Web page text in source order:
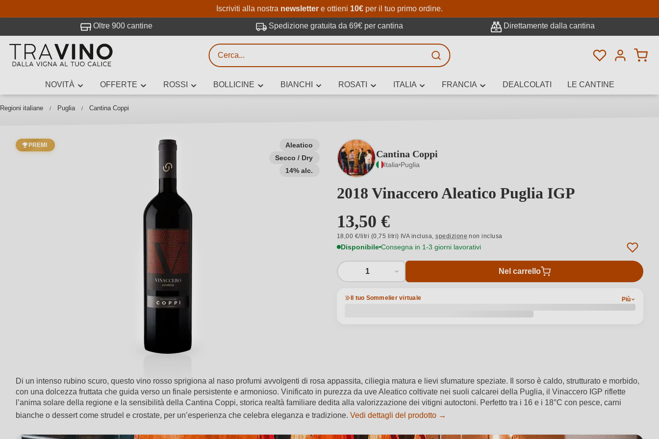
Passa al contenuto principale
Salta alla ricerca
Passa alla navigazione principale
Iscriviti alla nostra newsletter e ottieni 10€ per il tuo primo ordine.
Oltre 900 cantine Spedizione gratuita da 69€ per cantina Direttamente dalla cantina
Hai 0 articoli
NOVITÀ OFFERTE ROSSI BOLLICINE BIANCHI ROSATI ITALIA FRANCIA DEALCOLATI LE CANTINE
Regioni italiane Puglia Cantina Coppi
Aleatico
Secco / Dry
14% alc.
PREMI
Cantina Coppi
Italia Puglia
2018 Vinaccero Aleatico Puglia IGP
13,50 €
18,00 €/litri (0,75 litri) IVA inclusa,spedizione non inclusa
Disponibile Consegna in 1-3 giorni lavorativi
1 Nel carrello
Il tuo Sommelier virtuale Più
Di un intenso rubino scuro, questo vino rosso sprigiona al naso profumi avvolgenti di rosa appassita, ciliegia matura e lievi sfumature speziate. Il sorso è caldo, strutturato e morbido,
con una dolcezza fruttata che guida verso un finale persistente e armonioso. Vinificato in purezza da uve Aleatico coltivate nei suoli calcarei della Puglia, il Vinaccero IGP riflette
l’anima solare della regione e la sensibilità della Cantina Coppi, storica realtà familiare dedita alla valorizzazione dei vitigni autoctoni. Perfetto tra i 16 e i 18°C con pesce, carni
bianche o dessert come strudel e crostate, per un’esperienza che celebra eleganza e tradizione. Vedi dettagli del prodotto →
Ricerca vini
Inserisci almeno 3 caratteri
Ricerca avanzata
Descrivi il vino stai cercando – per gusto, occasione, nome del vino, vitigno, regione, cantina o
altri criteri.
Travino.